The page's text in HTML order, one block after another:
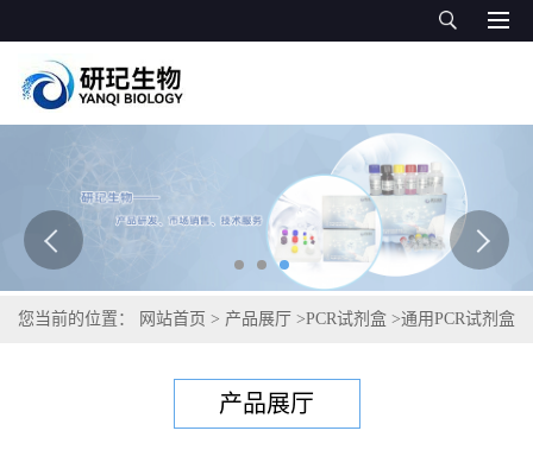
您当前的位置： 网站首页 > 产品展厅 >PCR试剂盒 >通用PCR试剂盒
产品展厅